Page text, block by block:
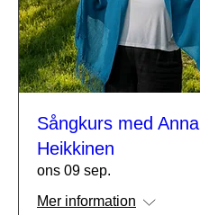
Sångkurs med Anna
Heikkinen
ons 09 sep.
Mer information